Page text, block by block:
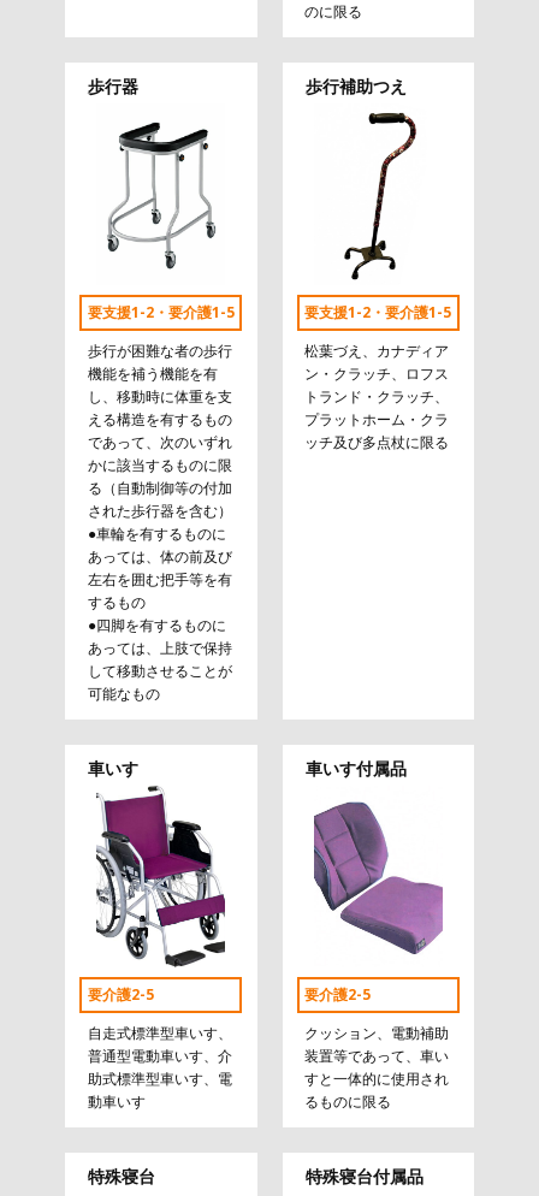
のに限る
歩行器
要支援1-2・要介護1-5
歩行が困難な者の歩行
機能を補う機能を有
し、移動時に体重を支
える構造を有するもの
であって、次のいずれ
かに該当するものに限
る（自動制御等の付加
された歩行器を含む）
●車輪を有するものに
あっては、体の前及び
左右を囲む把手等を有
するもの
●四脚を有するものに
あっては、上肢で保持
して移動させることが
可能なもの
歩行補助つえ
要支援1-2・要介護1-5
松葉づえ、カナディア
ン・クラッチ、ロフス
トランド・クラッチ、
プラットホーム・クラ
ッチ及び多点杖に限る
車いす
要介護2-5
自走式標準型車いす、
普通型電動車いす、介
助式標準型車いす、電
動車いす
車いす付属品
要介護2-5
クッション、電動補助
装置等であって、車い
すと一体的に使用され
るものに限る
特殊寝台 特殊寝台付属品